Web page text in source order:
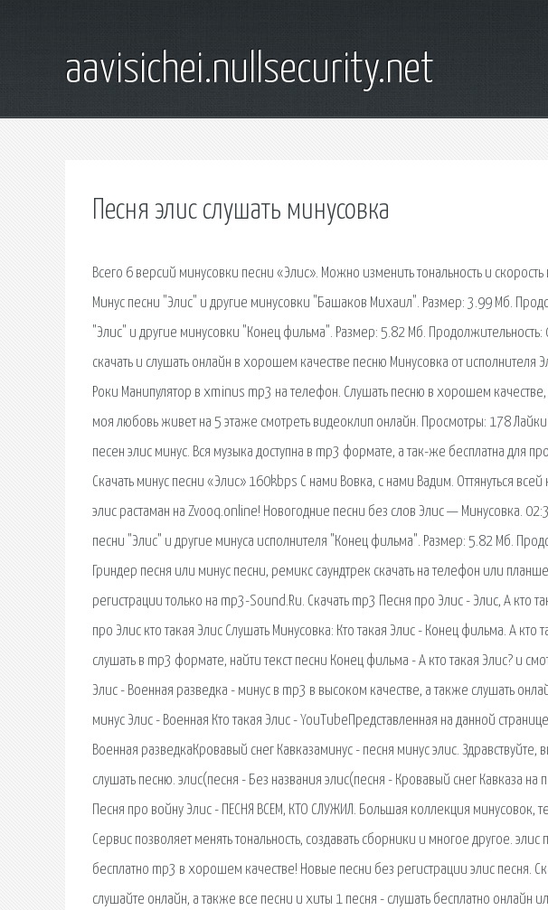
aavisichei.nullsecurity.net
Песня элис слушать минусовка
Всего 6 версий минусовки песни «Элис». Можно изменить тональность и
Минус песни "Элис" и другие минусовки "Башаков Михаил". Размер: 3.99 Мб.
"Элис" и другие минусовки "Конец фильма". Размер: 5.82 Мб.
скачать и слушать онлайн в хорошем качестве песню Минусовка от исполнителя
Роки Манипулятор в xminus mp3 на телефон. Слушать песню в хорошем
моя любовь живет на 5 этаже смотреть видеоклип онлайн. Просмотры: 178
песен элис минус. Вся музыка доступна в mp3 формате, а так-же бесплатна для
Скачать минус песни «Элис» 160kbps С нами Вовка, с нами Вадим. Оттянуться
элис растаман на Zvooq.online! Новогодние песни без слов Элис — Минусовка.
песни "Элис" и другие минуса исполнителя "Конец фильма". Размер: 5.82 Мб.
Гриндер песня или минус песни, ремикс саундтрек скачать на телефон или
регистрации только на mp3-Sound.Ru. Скачать mp3 Песня про Элис - Элис, А кто
про Элис кто такая Элис Слушать Минусовка: Кто такая Элис - Конец фильма. А кто
слушать в mp3 формате, найти текст песни Конец фильма - А кто такая Элис? и
Элис - Военная разведка - минус в mp3 в высоком качестве, а также слушать
минус Элис - Военная Кто такая Элис - YouTubeПредставленная на данной
Военная разведкаКровавый снег Кавказаминус - песня минус элис.
слушать песню. элис(песня - Без названия элис(песня - Кровавый снег Кавказа
Песня про войну Элис - ПЕСНЯ ВСЕМ, КТО СЛУЖИЛ. Большая коллекция минусовок,
Сервис позволяет менять тональность, создавать сборники и многое другое.
бесплатно mp3 в хорошем качестве! Новые песни без регистрации элис песня.
слушайте онлайн, а также все песни и хиты 1 песня - слушать бесплатно онлайн